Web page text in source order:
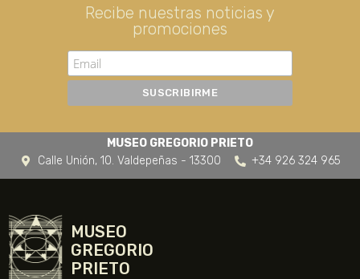
CERTAMEN DE DIBUJO
FUNDACIÓN
TIENDA
NOTICIAS
Recibe nuestras noticias y
promociones
MUSEO GREGORIO PRIETO
Calle Unión, 10. Valdepeñas - 13300
+34 926 324 965
MUSEO
GREGORIO
PRIETO